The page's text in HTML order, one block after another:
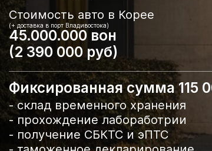
Стоимость авто в Корее
(+ доставка в порт Владивостока)
45.000.000 вон
(2 390 000 руб)
Фиксированная сумма 115
- склад временного хранения
- прохождение лабоработрии
- получение СБКТС и эПТС